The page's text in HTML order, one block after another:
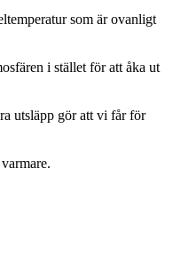
som är ovanligt
i stället för att åka ut
utsläpp gör att vi får för